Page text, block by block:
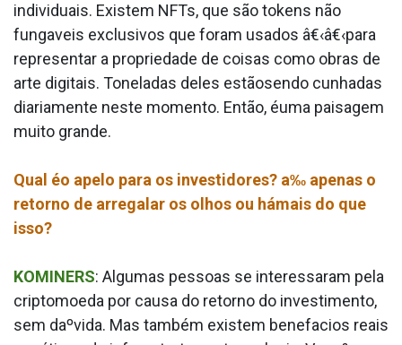
individuais. Existem NFTs, que são tokens não
funga­veis exclusivos que foram usados â€‹â€‹para
representar a propriedade de coisas como obras de
arte digitais. Toneladas deles estãosendo cunhadas
diariamente neste momento. Então, éuma paisagem
muito grande.
Qual éo apelo para os investidores? a‰ apenas o
retorno de arregalar os olhos ou hámais do que
isso?
KOMINERS: Algumas pessoas se interessaram pela
criptomoeda por causa do retorno do investimento,
sem daºvida. Mas também existem benefa­cios reais